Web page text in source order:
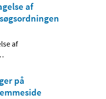
af
af
på